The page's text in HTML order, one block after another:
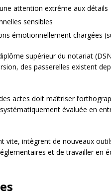
attention extrême aux détails
sensibles
émotionnellement chargées
supérieur du notariat
des passerelles existent
actes doit maîtriser
évaluée en
vite, intègrent de nouveaux
et de travailler en